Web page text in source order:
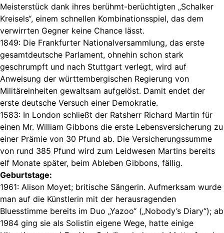
Meisterstück dank ihres berühmt-berüchtigten „Schalker
Kreisels“, einem schnellen Kombinationsspiel, das dem
verwirrten Gegner keine Chance lässt.
1849: Die Frankfurter Nationalversammlung, das erste
gesamtdeutsche Parlament, ohnehin schon stark
geschrumpft und nach Stuttgart verlegt, wird auf
Anweisung der württembergischen Regierung von
Militäreinheiten gewaltsam aufgelöst. Damit endet der
erste deutsche Versuch einer Demokratie.
1583: In London schließt der Ratsherr Richard Martin für
einen Mr. William Gibbons die erste Lebensversicherung zu
einer Prämie von 30 Pfund ab. Die Versicherungssumme
von rund 385 Pfund wird zum Leidwesen Martins bereits
elf Monate später, beim Ableben Gibbons, fällig.
Geburtstage:
1961: Alison Moyet; britische Sängerin. Aufmerksam wurde
man auf die Künstlerin mit der herausragenden
Bluesstimme bereits im Duo „Yazoo“ („Nobody’s Diary“); ab
1984 ging sie als Solistin eigene Wege, hatte einige